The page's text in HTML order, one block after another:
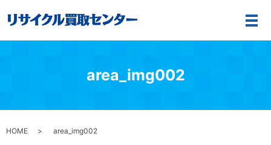
メ
area_img002
HOME area_img002